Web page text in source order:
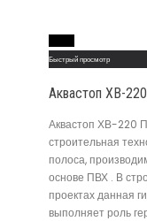
Быстрый просмотр
Аквастоп ХВ-
Аквастоп ХВ-220
строительная
полоса,
основе ПВХ . В
проектах данная
выполняет роль